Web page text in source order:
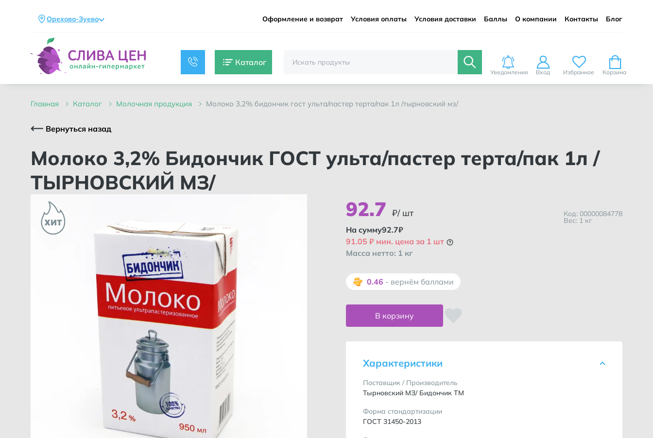
Орехово-Зуево Оформление и возврат Условия оплаты Условия доставки Баллы О компании Контакты Блог
Каталог
Уведомления Вход Избранное Корзина
главная каталог молочная продукция молоко 3,2% бидончик гост ульта/пастер терта/пак 1л /тырновский мз/
Вернуться назад
Молоко 3,2% Бидончик ГОСТ ульта/пастер терта/пак 1л /
ТЫРНОВСКИЙ МЗ/
92.7 ₽/ шт Код: 00000084778
Вес: 1 кг
На сумму92.7₽
91.05 ₽ мин. цена за 1 шт
Масса нетто: 1 кг
0.46 - вернём баллами
В корзину
Характеристики
Поставщик / Производитель
Тырновский МЗ/ Бидончик ТМ
Форма стандартизации
ГОСТ 31450-2013